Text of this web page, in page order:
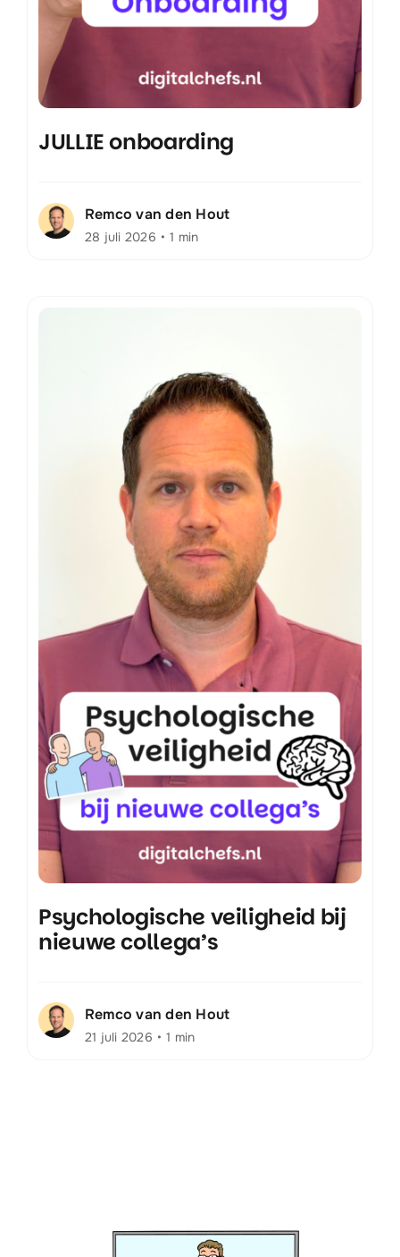
JULLIE onboarding
Remco van den Hout
28 juli 2026 • 1 min
Psychologische veiligheid bij
nieuwe collega’s
Remco van den Hout
21 juli 2026 • 1 min